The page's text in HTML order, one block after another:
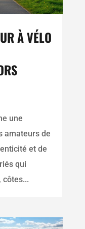
À VÉLO
une
amateurs de
et de
qui
côtes...